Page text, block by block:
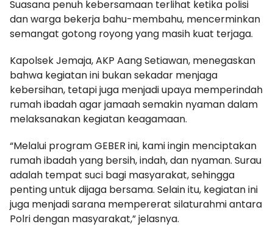
Suasana penuh kebersamaan terlihat ketika polisi
dan warga bekerja bahu-membahu, mencerminkan
semangat gotong royong yang masih kuat terjaga.
Kapolsek Jemaja, AKP Aang Setiawan, menegaskan
bahwa kegiatan ini bukan sekadar menjaga
kebersihan, tetapi juga menjadi upaya memperindah
rumah ibadah agar jamaah semakin nyaman dalam
melaksanakan kegiatan keagamaan.
“Melalui program GEBER ini, kami ingin menciptakan
rumah ibadah yang bersih, indah, dan nyaman. Surau
adalah tempat suci bagi masyarakat, sehingga
penting untuk dijaga bersama. Selain itu, kegiatan ini
juga menjadi sarana mempererat silaturahmi antara
Polri dengan masyarakat,” jelasnya.